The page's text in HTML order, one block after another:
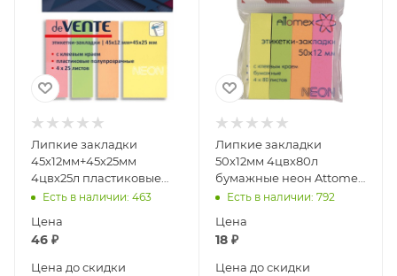
Липкие закладки
45х12мм+45х25мм
4цвх25л пластиковые
неон deVENTE 2011308
Есть в наличии: 463
Цена
46 ₽
Цена до скидки
Липкие закладки
50х12мм 4цвх80л
бумажные неон Attomex
2011701
Есть в наличии: 792
Цена
18₽
Цена до скидки